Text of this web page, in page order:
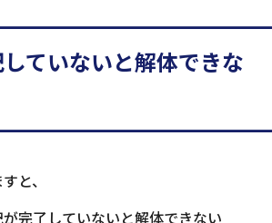
ていないと解体できな
と、
完了していないと解体できない